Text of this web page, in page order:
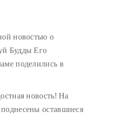
новостью о
Будды Его
поделились в
новость! На
оставшиеся